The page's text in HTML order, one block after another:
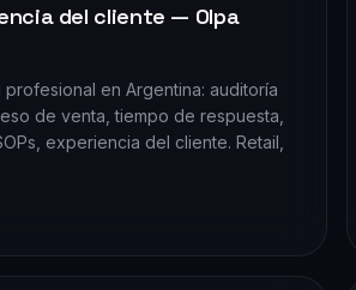
del cliente — Olpa
en Argentina: auditoría
de venta, tiempo de respuesta,
experiencia del cliente. Retail,